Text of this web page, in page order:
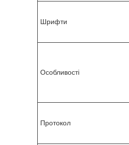
Шрифти
Особливості
Протокол